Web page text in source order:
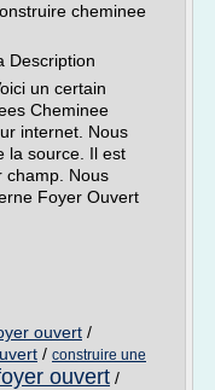
cheminee
Description
un certain
Cheminee
internet. Nous
la source. Il est
champ. Nous
Foyer Ouvert
ouvert /
/ construire une
ouvert /